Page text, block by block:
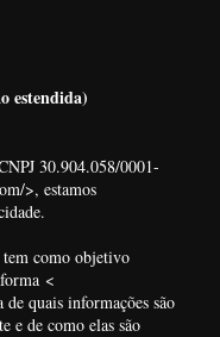
estendida)
30.904.058/0001-
>, estamos
como objetivo
<
de quais informações são
e de como elas são